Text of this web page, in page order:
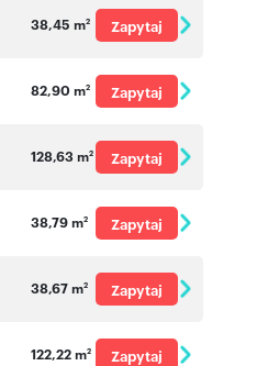
38,45 m2
Zapytaj
82,90 m2
Zapytaj
128,63 m2
Zapytaj
38,79 m2
Zapytaj
38,67 m2
Zapytaj
122,22 m2
Zapytaj